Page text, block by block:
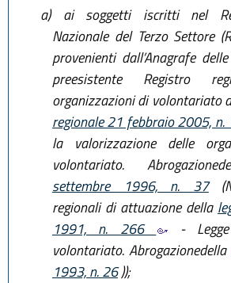
a)ai soggetti iscritti nel
Nazionale del Terzo Settore
provenienti dall’Anagrafe
preesistente Registro
organizzazioni di volontariato
regionale 21 febbraio 2005, n.
la valorizzazione delle
volontariato.
settembre 1996, n. 37
regionali di attuazione della
1991, n. 266
-
volontariato. Abrogazionedella
1993, n. 26));